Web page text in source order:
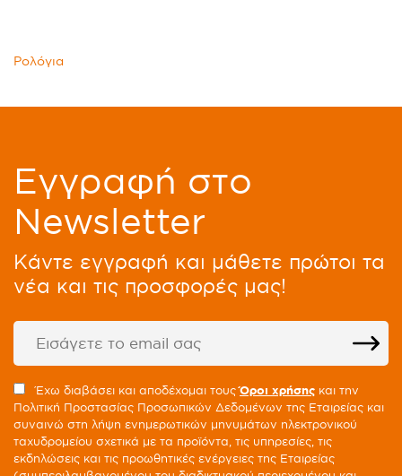
Ρολόγια
Eγγραφή στο
Newsletter
Kάντε εγγραφή και μάθετε πρώτοι τα
νέα και τις προσφορές μας!
Έχω διαβάσει και αποδέχομαι τουςΌροι χρήσης και την
Πολιτική Προστασίας Προσωπικών Δεδομένων της Εταιρείας και
συναινώ στη λήψη ενημερωτικών μηνυμάτων ηλεκτρονικού
ταχυδρομείου σχετικά με τα προϊόντα, τις υπηρεσίες, τις
εκδηλώσεις και τις προωθητικές ενέργειες της Εταιρείας